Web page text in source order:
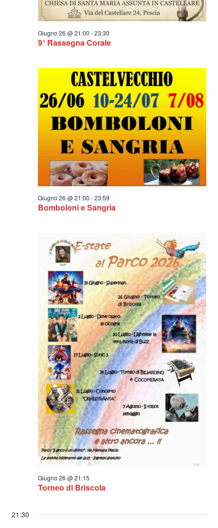
9° Rassegna Corale
Giugno 26 @ 21:00 -23:30
Bomboloni e Sangria
Giugno 26 @ 21:00 -23:59
Torneo di Briscola
Giugno 26 @ 21:15
21:30